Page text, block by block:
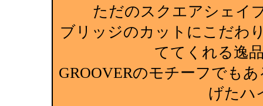
ただのスクエアシェイ
ブリッジのカットにこだわ
ててくれる逸
GROOVERのモチーフでも
げたハ